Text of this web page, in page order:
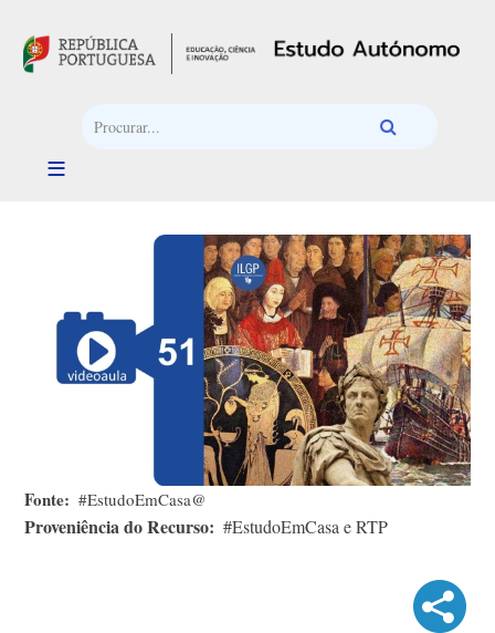
Fonte #EstudoEmCasa@
Proveniência do Recurso #EstudoEmCasa e RTP